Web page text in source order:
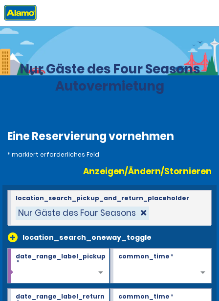
Privat Stationen
Nur Gäste des Four Seasons
Autovermietung
Eine Reservierung vornehmen
* markiert erforderliches Feld
Anzeigen/Ändern/Stornieren
Nur Gäste des Four Seasons
location_search_oneway_toggle
location_search_pickup_and_return_placeholder
date_range_label_pickup
*
common_time*
date_range_label_return common_time*